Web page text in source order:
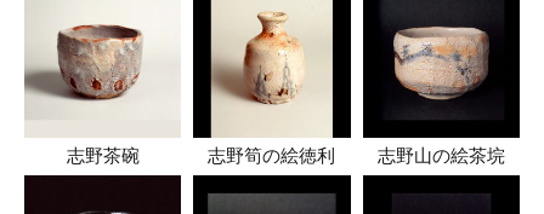
志野茶碗 志野筍の絵徳利 志野山の絵茶垸